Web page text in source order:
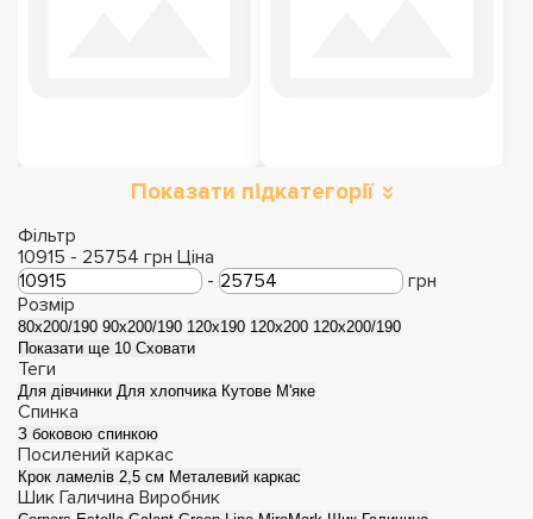
Ліжка з підйомним
Ліжка з м'яким
Показати підкатегорії
Фільтр
10915 - 25754 грн Ціна
-
грн
Розмір
80x200/190 90x200/190 120x190 120x200 120x200/190
Показати ще 10 Сховати
Теги
Для дівчинки Для хлопчика Кутове М'яке
Спинка
З боковою спинкою
Посилений каркас
Крок ламелів 2,5 см Металевий каркас
Шик Галичина Виробник